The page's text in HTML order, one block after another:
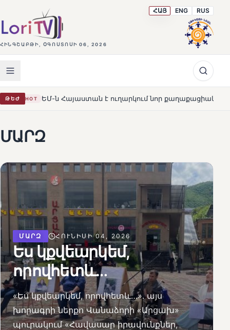
ՀԻՆԳՇԱԲԹԻ, ՕԳՈՍՏՈՍԻ 06, 2026
ՀԱՅ ENG RUS
ԹԵԺ է ուղարկում նոր քաղաքացիական առաքելություն՝
ՄԱՐԶ
ՄԱՐԶ ՀՈՒՆԻՍԻ 04, 2026
Ես կքվեարկեմ,
որովհետև…
«Ես կքվեարկեմ, որովհետև…»․ այս
խորագրի ներքո Վանաձորի «Արցախ»
պուրակում «Հավասար իրավունքներ,